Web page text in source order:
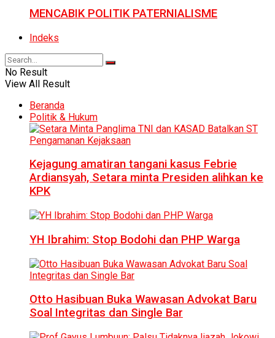
MENCABIK POLITIK PATERNIALISME
Indeks
No Result
View All Result
Beranda
Politik & Hukum
Kejagung amatiran tangani kasus Febrie
Ardiansyah, Setara minta Presiden alihkan ke
KPK
YH Ibrahim: Stop Bodohi dan PHP Warga
Otto Hasibuan Buka Wawasan Advokat Baru
Soal Integritas dan Single Bar